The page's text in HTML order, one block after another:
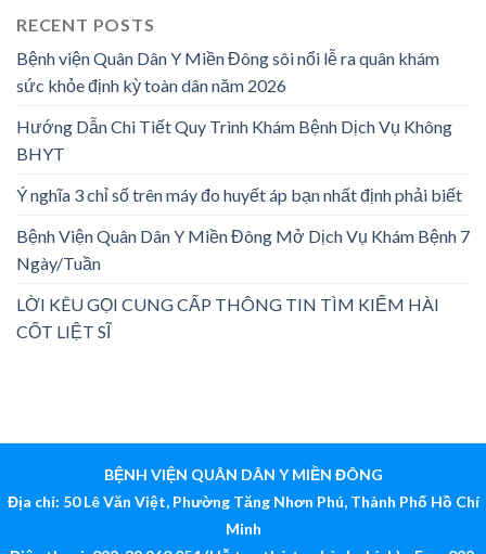
RECENT POSTS
Bệnh viện Quân Dân Y Miền Đông sôi nổi lễ ra quân khám
sức khỏe định kỳ toàn dân năm 2026
Hướng Dẫn Chi Tiết Quy Trình Khám Bệnh Dịch Vụ Không
BHYT
Ý nghĩa 3 chỉ số trên máy đo huyết áp bạn nhất định phải biết
Bệnh Viện Quân Dân Y Miền Đông Mở Dịch Vụ Khám Bệnh 7
Ngày/Tuần
LỜI KÊU GỌI CUNG CẤP THÔNG TIN TÌM KIẾM HÀI
CỐT LIỆT SĨ
BỆNH VIỆN QUÂN DÂN Y MIỀN ĐÔNG
Địa chỉ: 50 Lê Văn Việt, Phường Tăng Nhơn Phú, Thành Phố Hồ Chí
Minh